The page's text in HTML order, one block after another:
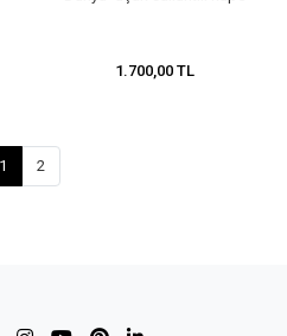
1.700,00 TL
1 2